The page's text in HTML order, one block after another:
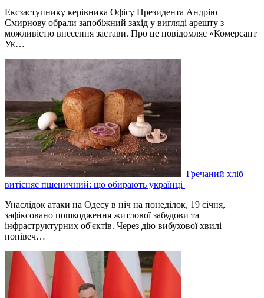
Ексзаступнику керівника Офісу Президента Андрію
Смирнову обрали запобіжний захід у вигляді арешту з
можливістю внесення застави. Про це повідомляє «Комерсант
Ук…
Гречаний хліб
витісняє пшеничний: що обирають українці
Унаслідок атаки на Одесу в ніч на понеділок, 19 січня,
зафіксовано пошкодження житлової забудови та
інфраструктурних об'єктів. Через дію вибухової хвилі
понівеч…